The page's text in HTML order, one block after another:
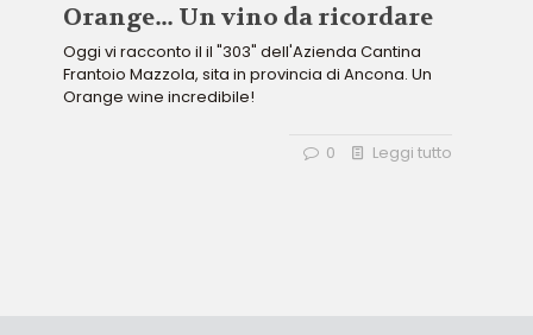
Orange… Un vino da ricordare
Oggi vi racconto il il "303" dell'Azienda Cantina
Frantoio Mazzola, sita in provincia di Ancona. Un
Orange wine incredibile!
0 Leggi tutto